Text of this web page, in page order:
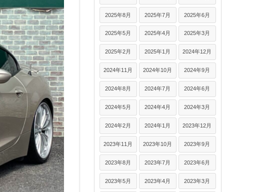
2025年8月 2025年7月 2025年6月
2025年5月 2025年4月 2025年3月
2025年2月 2025年1月 2024年12月
2024年11月 2024年10月 2024年9月
2024年8月 2024年7月 2024年6月
2024年5月 2024年4月 2024年3月
2024年2月 2024年1月 2023年12月
2023年11月 2023年10月 2023年9月
2023年8月 2023年7月 2023年6月
2023年5月 2023年4月 2023年3月